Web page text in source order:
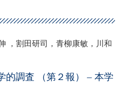
，割田研司，青柳康敏，川和
的調査 （第２報） – 本学